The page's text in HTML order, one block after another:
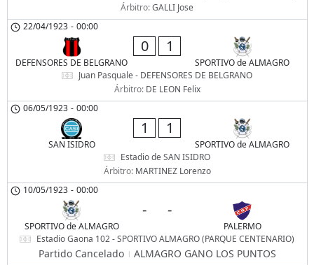
Árbitro:GALLI Jose
22/04/1923 - 00:00
DEFENSORES DE BELGRANO
0 1
SPORTIVO de ALMAGRO
Juan Pasquale - DEFENSORES DE BELGRANO
Árbitro: DE LEON Felix
06/05/1923 - 00:00
SAN ISIDRO
1 1
SPORTIVO de ALMAGRO
Estadio de SAN ISIDRO
Árbitro: MARTINEZ Lorenzo
10/05/1923 - 00:00
SPORTIVO de ALMAGRO
- -
PALERMO
Estadio Gaona 102 - SPORTIVO ALMAGRO (PARQUE CENTENARIO)
Partido Cancelado ALMAGRO GANO LOS PUNTOS